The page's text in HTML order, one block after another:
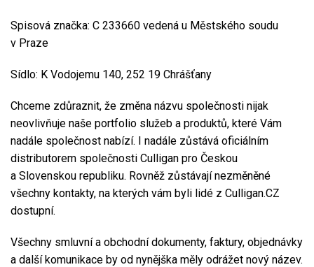
Spisová značka: C 233660 vedená u Městského soudu
v Praze
Sídlo: K Vodojemu 140, 252 19 Chrášťany
Chceme zdůraznit, že změna názvu společnosti nijak
neovlivňuje naše portfolio služeb a produktů, které Vám
nadále společnost nabízí. I nadále zůstává oficiálním
distributorem společnosti Culligan pro Českou
a Slovenskou republiku. Rovněž zůstávají nezměněné
všechny kontakty, na kterých vám byli lidé z Culligan.CZ
dostupní.
Všechny smluvní a obchodní dokumenty, faktury, objednávky
a další komunikace by od nynějška měly odrážet nový název.